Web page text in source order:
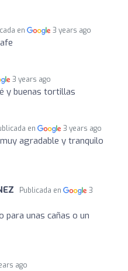
en 3 years ago
3 years ago
y buenas tortillas
en 3 years ago
agradable y tranquilo
Publicada en
3
para unas cañas o un
ago